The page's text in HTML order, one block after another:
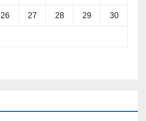
26 27 28 29 30